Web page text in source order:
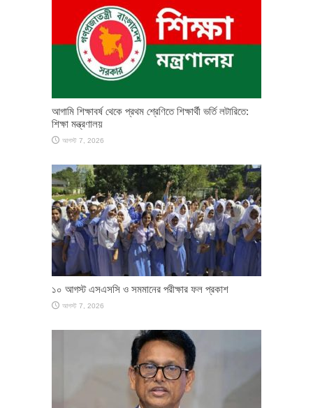
আগামি শিক্ষাবর্ষ থেকে প্রথম শ্রেণিতে শিক্ষার্থী ভর্তি লটারিতে:
শিক্ষা মন্ত্রণালয়
আগস্ট 7, 2026
১০ আগস্ট এসএসসি ও সমমানের পরীক্ষার ফল প্রকাশ
আগস্ট 7, 2026